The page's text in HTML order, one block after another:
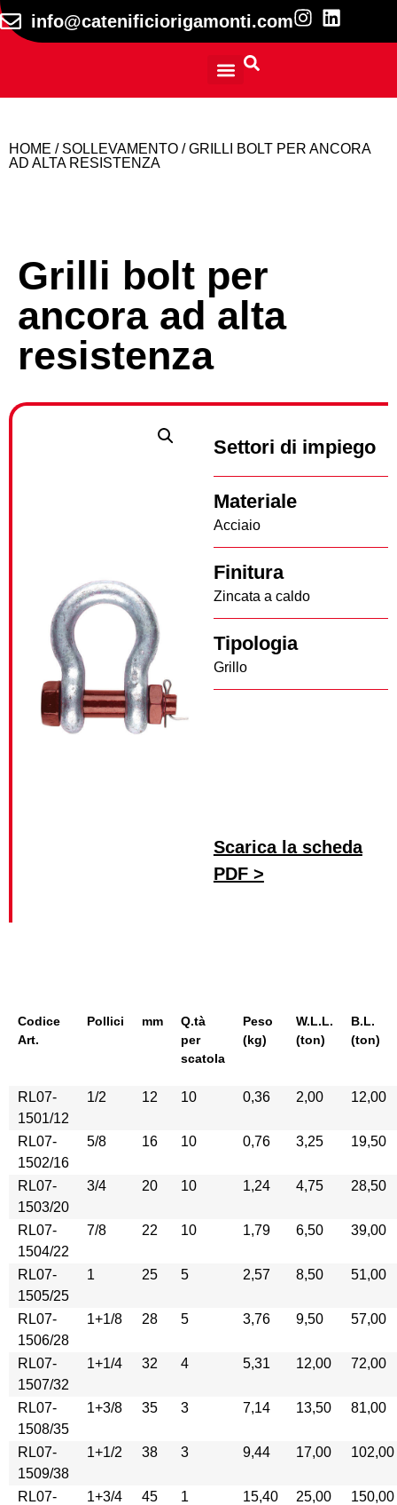
info@catenificiorigamonti.com
HOME / SOLLEVAMENTO / GRILLI BOLT PER ANCORA
AD ALTA RESISTENZA
Grilli bolt per
ancora ad alta
resistenza
Settori di impiego
Materiale
Acciaio
Finitura
Zincata a caldo
Tipologia
Grillo
Scarica la scheda
PDF >
Codice
Art.
Pollici mm
Q.tà
per
scatola
Peso
(kg)
W.L.L.
(ton)
B.L.
(ton)
RL07-
1501/12
1/2 12 10 0,36 2,00 12,00
RL07-
1502/16
5/8 16 10 0,76 3,25 19,50
RL07-
1503/20
3/4 20 10 1,24 4,75 28,50
RL07-
1504/22
7/8 22 10 1,79 6,50 39,00
RL07-
1505/25
1 25 5 2,57 8,50 51,00
RL07-
1506/28
1+1/8 28 5 3,76 9,50 57,00
RL07-
1507/32
1+1/4 32 4 5,31 12,00 72,00
RL07-
1508/35
1+3/8 35 3 7,14 13,50 81,00
RL07-
1509/38
1+1/2 38 3 9,44 17,00 102,00
RL07-
1+3/4 45 1 15,40 25,00 150,00